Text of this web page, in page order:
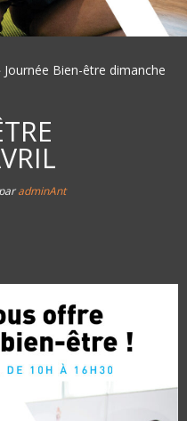
Journée Bien-être dimanche
paradminAnt